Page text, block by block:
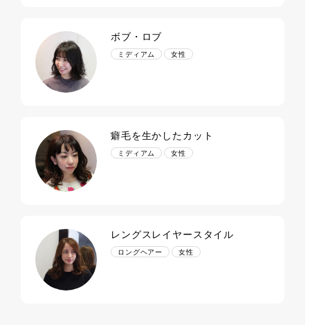
ボブ・ロブ
ミディアム 女性
癖毛を生かしたカット
ミディアム 女性
レングスレイヤースタイル
ロングヘアー 女性